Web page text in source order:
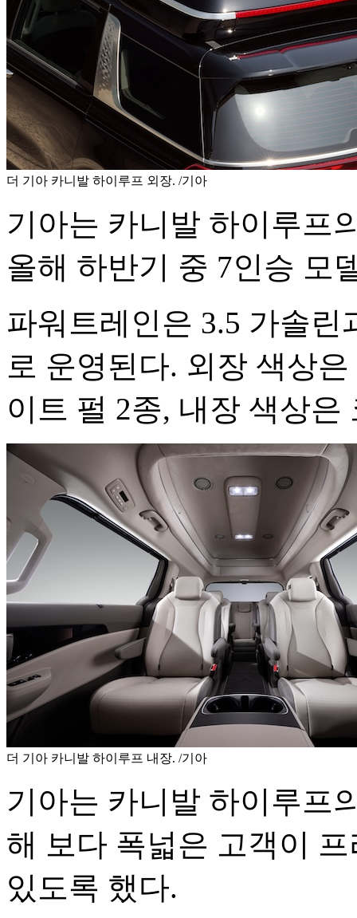
더 기아 카니발 하이루프 외장. /기아
기아는 카니발 하이루프
올해 하반기 중 7인승 모
파워트레인은 3.5 가솔린
로 운영된다. 외장 색상
이트 펄 2종, 내장 색상
더 기아 카니발 하이루프 내장. /기아
기아는 카니발 하이루프
해 보다 폭넓은 고객이
있도록 했다.